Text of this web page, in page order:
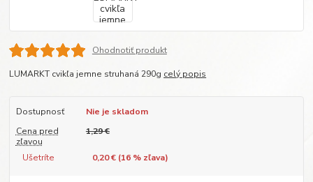
Ohodnotiť produkt
LUMARKT cvikľa jemne struhaná 290g celý popis
Dostupnosť
Nie je skladom
Cena pred
zľavou
1,29 €
Ušetríte 0,20 € (16% zľava)